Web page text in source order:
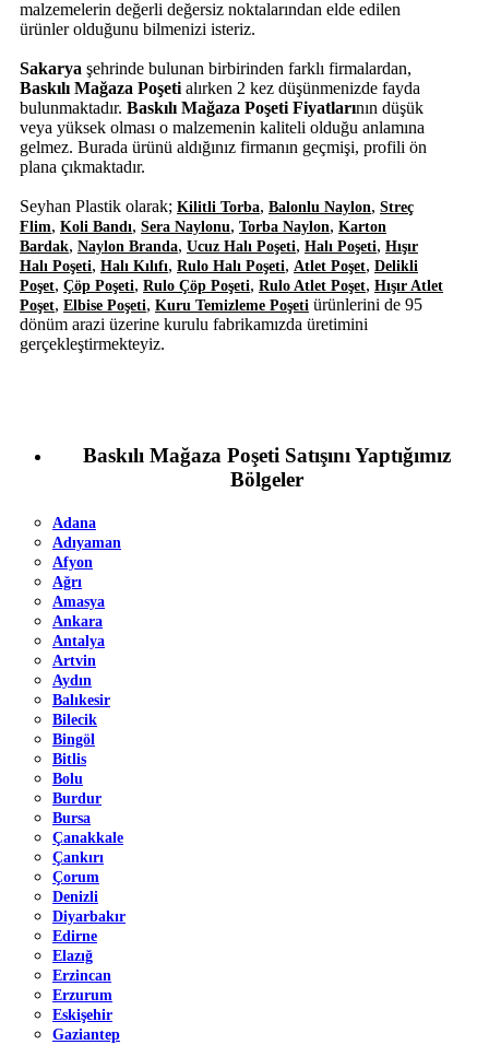
malzemelerin değerli değersiz noktalarından elde edilen
ürünler olduğunu bilmenizi isteriz.
Sakarya şehrinde bulunan birbirinden farklı firmalardan,
Baskılı Mağaza Poşeti alırken 2 kez düşünmenizde fayda
bulunmaktadır. Baskılı Mağaza Poşeti Fiyatlarının düşük
veya yüksek olması o malzemenin kaliteli olduğu anlamına
gelmez. Burada ürünü aldığınız firmanın geçmişi, profili ön
plana çıkmaktadır.
Seyhan Plastik olarak; Kilitli Torba, Balonlu Naylon, Streç
Flim, Koli Bandı, Sera Naylonu, Torba Naylon, Karton
Bardak, Naylon Branda, Ucuz Halı Poşeti, Halı Poşeti, Hışır
Halı Poşeti, Halı Kılıfı, Rulo Halı Poşeti, Atlet Poşet, Delikli
Poşet, Çöp Poşeti, Rulo Çöp Poşeti, Rulo Atlet Poşet, Hışır Atlet
Poşet, Elbise Poşeti, Kuru Temizleme Poşeti ürünlerini de 95
dönüm arazi üzerine kurulu fabrikamızda üretimini
gerçekleştirmekteyiz.
Baskılı Mağaza Poşeti Satışını Yaptığımız
Bölgeler
Adana
Adıyaman
Afyon
Ağrı
Amasya
Ankara
Antalya
Artvin
Aydın
Balıkesir
Bilecik
Bingöl
Bitlis
Bolu
Burdur
Bursa
Çanakkale
Çankırı
Çorum
Denizli
Diyarbakır
Edirne
Elazığ
Erzincan
Erzurum
Eskişehir
Gaziantep